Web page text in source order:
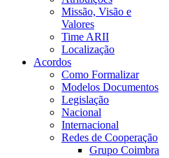
Missão, Visão e
Valores
Time ARII
Localização
Acordos
Como Formalizar
Modelos Documentos
Legislação
Nacional
Internacional
Redes de Cooperação
Grupo Coimbra